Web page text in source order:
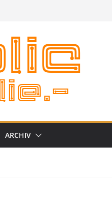
ARCHIV